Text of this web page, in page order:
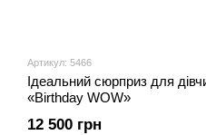
Артикул: 5466
Ідеальний сюрприз для
«Birthday WOW»
12 500 грн